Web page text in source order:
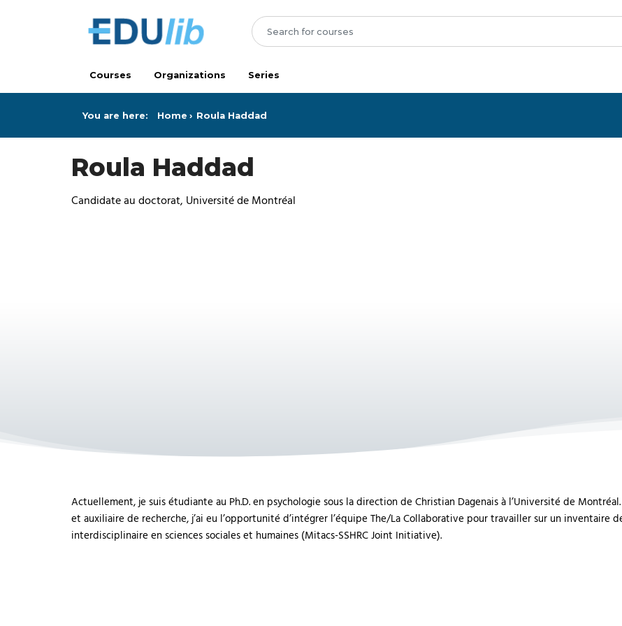
Courses Organizations Series
You are here: Home Roula Haddad
Roula Haddad
Candidate au doctorat, Université de Montréal
Actuellement, je suis étudiante au Ph.D. en psychologie sous la direction de Christian Dagenais à l’Université de
et auxiliaire de recherche, j’ai eu l’opportunité d’intégrer l’équipe The/La Collaborative pour travailler sur un inventaire
interdisciplinaire en sciences sociales et humaines (Mitacs-SSHRC Joint Initiative).